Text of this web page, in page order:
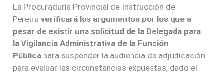
La Procuraduría Provincial de Instrucción de
Pereiraverificará los argumentos por los que a
pesar de existir una solicitud de la Delegada para
la Vigilancia Administrativa de la Función
Pública para suspender la audiencia de adjudicación
para evaluar las circunstancias expuestas, dado el